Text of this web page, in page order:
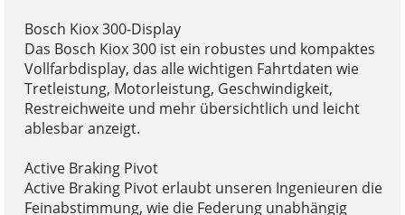
Bosch Kiox 300-Display
Das Bosch Kiox 300 ist ein robustes und kompaktes
Vollfarbdisplay, das alle wichtigen Fahrtdaten wie
Tretleistung, Motorleistung, Geschwindigkeit,
Restreichweite und mehr übersichtlich und leicht
ablesbar anzeigt.
Active Braking Pivot
Active Braking Pivot erlaubt unseren Ingenieuren die
Feinabstimmung, wie die Federung unabhängig